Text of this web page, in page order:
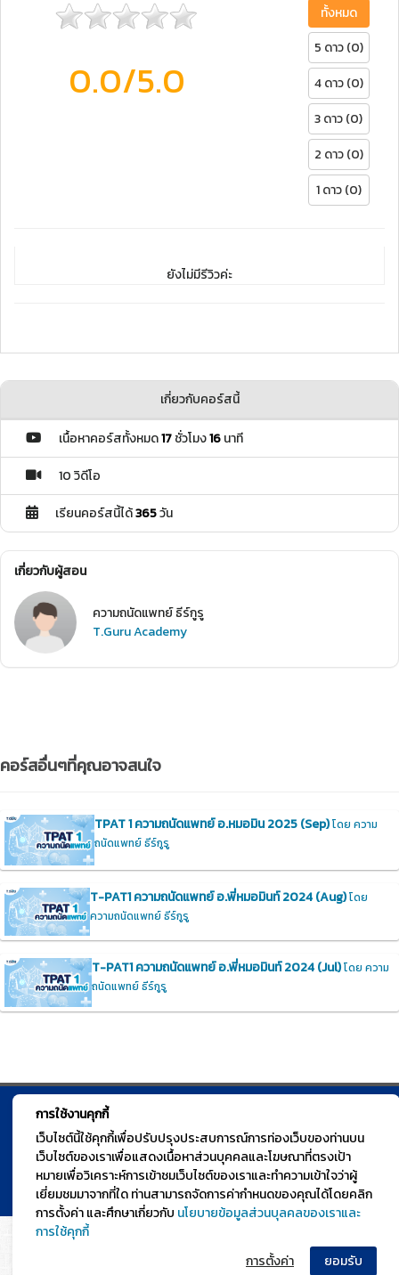
0.0/5.0
ทั้งหมด
5 ดาว (0)
4 ดาว (0)
3 ดาว (0)
2 ดาว (0)
1 ดาว (0)
ยังไม่มีรีวิวค่ะ
เกี่ยวกับคอร์สนี้
เนื้อหาคอร์สทั้งหมด17ชั่วโมง16นาที
10 วิดีโอ
เรียนคอร์สนี้ได้365วัน
เกี่ยวกับผู้สอน
ความถนัดแพทย์ ธีร์กูรู
T.Guru Academy
คอร์สอื่นๆที่คุณอาจสนใจ
TPAT 1 ความถนัดแพทย์ อ.หมอมิน 2025 (Sep)โดย ความ
ถนัดแพทย์ ธีร์กูรู
T-PAT1 ความถนัดแพทย์ อ.พี่หมอมินท์ 2024 (Aug)โดย
ความถนัดแพทย์ ธีร์กูรู
T-PAT1 ความถนัดแพทย์ อ.พี่หมอมินท์ 2024 (Jul)โดย ความ
ถนัดแพทย์ ธีร์กูรู
การใช้งานคุกกี้
เว็บไซต์นี้ใช้คุกกี้เพื่อปรับปรุงประสบการณ์การท่องเว็บของท่านบน
เว็บไซต์ของเราเพื่อแสดงเนื้อหาส่วนบุคคลและโฆษณาที่ตรงเป้า
หมายเพื่อวิเคราะห์การเข้าชมเว็บไซต์ของเราและทำความเข้าใจว่าผู้
เยี่ยมชมมาจากที่ใด ท่านสามารถจัดการค่ากำหนดของคุณได้โดยคลิก
การตั้งค่า และศึกษาเกี่ยวกับ นโยบายข้อมูลส่วนบุลคลของเราและ
การใช้คุกกี้
การตั้งค่า
© TGURU.online 2026 All right reserved. v1.0 Powered by Course
Square